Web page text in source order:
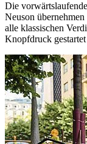
Die
Neuson
alle klassischen
Knopfdruck